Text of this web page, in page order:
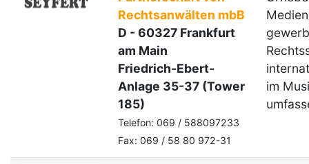
Rechtsanwälten mbB
D - 60327 Frankfurt
am Main
Friedrich-Ebert-
Anlage 35-37 (Tower
185)
Telefon: 069 / 588097233
Fax: 069 / 58 80 972-31
im